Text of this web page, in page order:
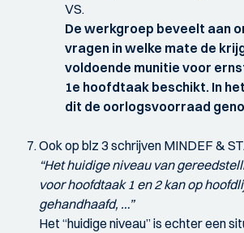
VS.
De werkgroep beveelt aan
vragen in welke mate de
voldoende munitie voor
1e hoofdtaak beschikt. In
dit de oorlogsvoorraad
Ook op blz 3 schrijven MINDEF &
“Het huidige niveau van
voor hoofdtaak 1 en 2 kan op
gehandhaafd, …”
Het “huidige niveau” is echter een